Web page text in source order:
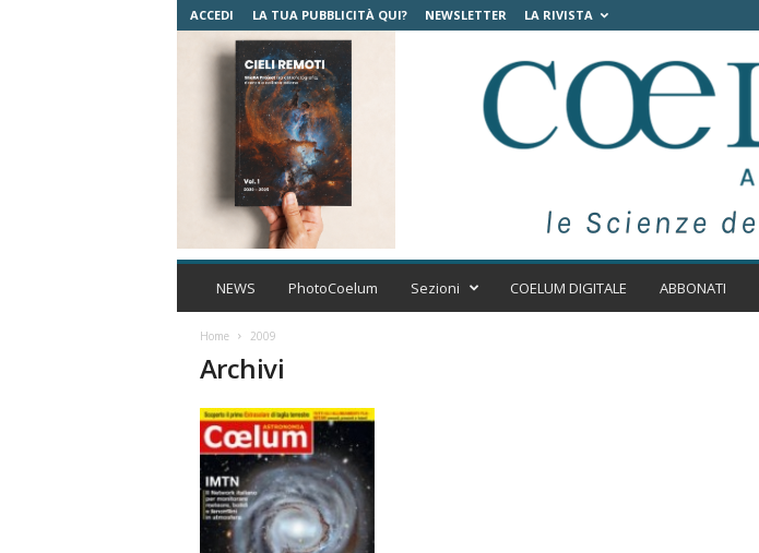
ACCEDI LA TUA PUBBLICITÀ QUI? NEWSLETTER LA RIVISTA
C
NEWS PhotoCoelum Sezioni COELUM DIGITALE ABBONATI
Home 2009
Archivi